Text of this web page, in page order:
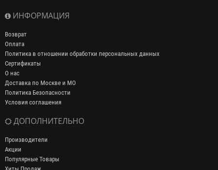
ИНФОРМАЦИЯ
Возврат
Оплата
Политика в отношении обработки персональных данных
Сертификаты
О нас
Доставка по Москве и МО
Политика Безопасности
Условия соглашения
ДОПОЛНИТЕЛЬНО
Производители
Акции
Популярные Товары